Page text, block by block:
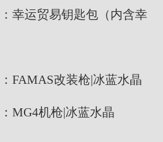
幸运贸易钥匙包（内含幸
FAMAS改装枪|冰蓝水晶
MG4机枪|冰蓝水晶